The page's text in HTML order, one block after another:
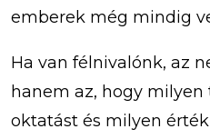
emberek még mindig
Ha van félnivalónk, az
hanem az, hogy
oktatást és milyen